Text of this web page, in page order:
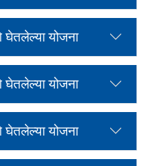
घेतलेल्या योजना
घेतलेल्या योजना
घेतलेल्या योजना